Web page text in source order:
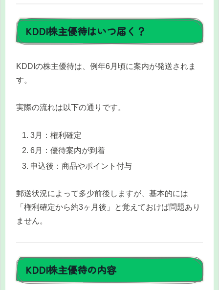
KDDI株主優待はいつ届く？
KDDIの株主優待は、例年6月頃に案内が発送されま
す。
実際の流れは以下の通りです。
3月：権利確定
6月：優待案内が到着
申込後：商品やポイント付与
郵送状況によって多少前後しますが、基本的には
「権利確定から約3ヶ月後」と覚えておけば問題あり
ません。
KDDI株主優待の内容